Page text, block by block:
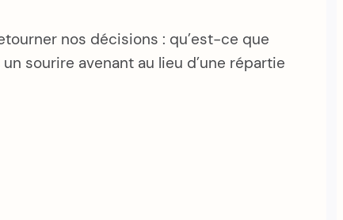
nos décisions : qu’est-ce que
sourire avenant au lieu d’une répartie